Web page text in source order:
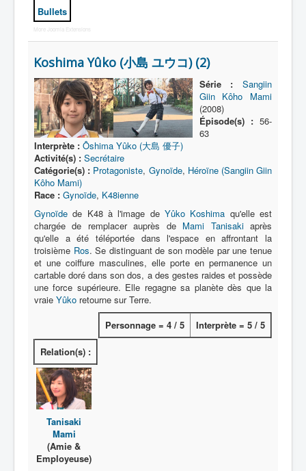
Bullets
More Joomla Extensions
Koshima Yûko (小島 ユウコ) (2)
Série :
Sangiin
Giin Kôho Mami
(2008)
Épisode(s) :56-
63
Interprète : Ôshima Yûko (大島 優子)
Activité(s) : Secrétaire
Catégorie(s) : Protagoniste, Gynoïde, Héroïne (Sangiin Giin
Kôho Mami)
Race : Gynoïde, K48ienne
Gynoïde de K48 à l'image de Yûko Koshima qu'elle est
chargée de remplacer auprès de Mami Tanisakiaprès
qu'elle a été téléportée dans l'espace en affrontant la
troisième Ros. Se distinguant de son modèle par une tenue
et une coiffure masculines, elle porte en permanence un
cartable doré dans son dos, a des gestes raides et possède
une force supérieure. Elle regagne sa planète dès que la
vraie Yûko retourne sur Terre.
Personnage = 4 / 5
Interprète = 5 / 5
Relation(s) :
Tanisaki
Mami
(Amie &
Employeuse)